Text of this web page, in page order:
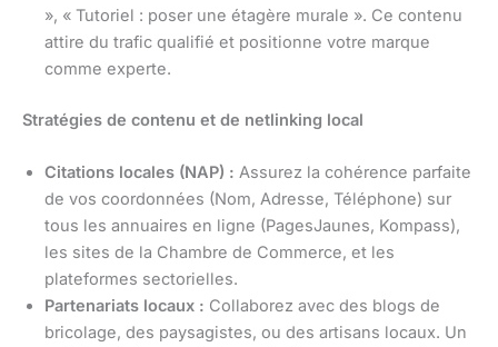
», « Tutoriel : poser une étagère murale ». Ce contenu
attire du trafic qualifié et positionne votre marque
comme experte.
Stratégies de contenu et de netlinking local
Citations locales (NAP) : Assurez la cohérence parfaite
de vos coordonnées (Nom, Adresse, Téléphone) sur
tous les annuaires en ligne (PagesJaunes, Kompass),
les sites de la Chambre de Commerce, et les
plateformes sectorielles.
Partenariats locaux : Collaborez avec des blogs de
bricolage, des paysagistes, ou des artisans locaux. Un